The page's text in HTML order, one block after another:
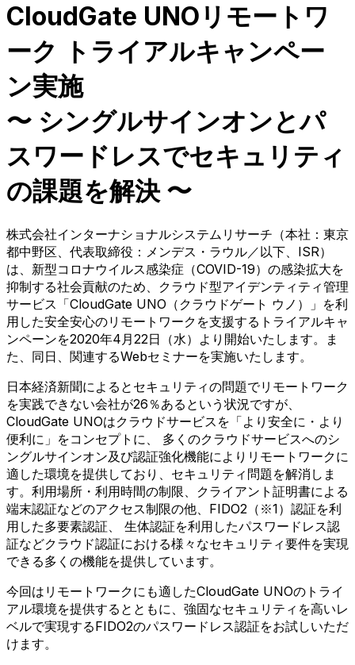
CloudGate UNOリモートワ
ーク トライアルキャンペー
ン実施
〜 シングルサインオンとパ
スワードレスでセキュリティ
の課題を解決 〜
株式会社インターナショナルシステムリサーチ（本社：東京
都中野区、代表取締役：メンデス・ラウル／以下、ISR）
は、新型コロナウイルス感染症（COVID-19）の感染拡大を
抑制する社会貢献のため、クラウド型アイデンティティ管理
サービス「CloudGate UNO（クラウドゲート ウノ）」を利
用した安全安心のリモートワークを支援するトライアルキャ
ンペーンを2020年4月22日（水）より開始いたします。ま
た、同日、関連するWebセミナーを実施いたします。
日本経済新聞によるとセキュリティの問題でリモートワーク
を実践できない会社が26％あるという状況ですが、
CloudGate UNOはクラウドサービスを「より安全に・より
便利に」をコンセプトに、 多くのクラウドサービスへのシ
ングルサインオン及び認証強化機能によりリモートワークに
適した環境を提供しており、セキュリティ問題を解消しま
す。利用場所・利用時間の制限、クライアント証明書による
端末認証などのアクセス制限の他、FIDO2（※1）認証を利
用した多要素認証、 生体認証を利用したパスワードレス認
証などクラウド認証における様々なセキュリティ要件を実現
できる多くの機能を提供しています。
今回はリモートワークにも適したCloudGate UNOのトライ
アル環境を提供するとともに、強固なセキュリティを高いレ
ベルで実現するFIDO2のパスワードレス認証をお試しいただ
けます。